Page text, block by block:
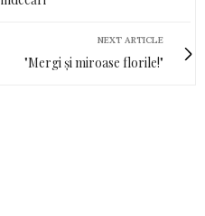
NEXT ARTICLE
"Mergi și miroase florile!"